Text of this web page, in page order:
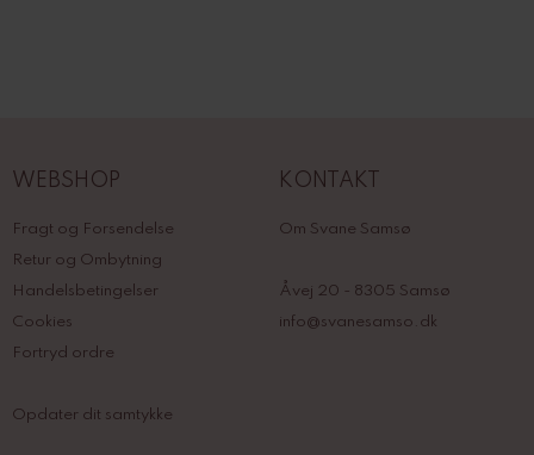
WEBSHOP
Fragt og Forsendelse
Retur og Ombytning
Handelsbetingelser
Cookies
Fortryd ordre
Opdater dit samtykke
KONTAKT
Om Svane Samsø
Åvej 20 - 8305 Samsø
info@svanesamso.dk